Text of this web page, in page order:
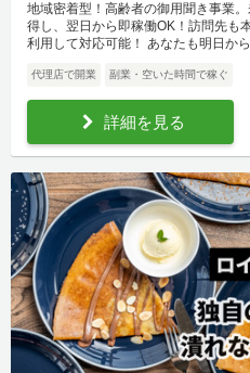
地域密着型！高齢者の御用聞き事業
得し、翌日から即稼働OK！訪問先も
利用して対応可能！ あなたも明日か
代理店で開業 副業・空いた時間で稼ぐ
詳細を見る